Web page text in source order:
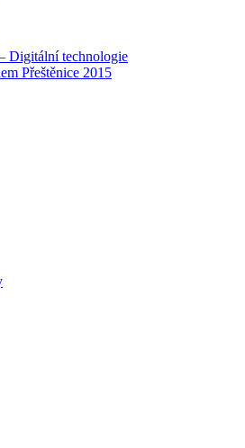
Digitální technologie
Přeštěnice 2015